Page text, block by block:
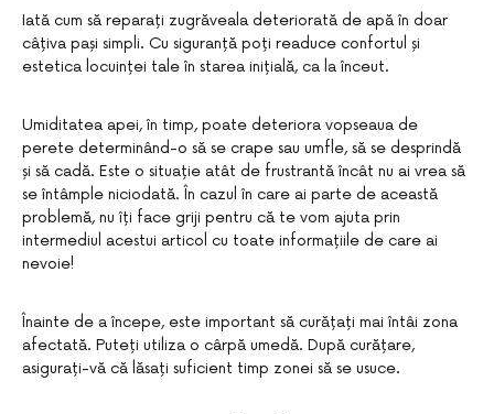
Iată cum să reparați zugrăveala deteriorată de apă în doar
câțiva pași simpli. Cu siguranță poți readuce confortul și
estetica locuinței tale în starea inițială, ca la înceut.
Umiditatea apei, în timp, poate deteriora vopseaua de
perete determinând-o să se crape sau umfle, să se desprindă
și să cadă. Este o situație atât de frustrantă încât nu ai vrea să
se întâmple niciodată. În cazul în care ai parte de această
problemă, nu îți face griji pentru că te vom ajuta prin
intermediul acestui articol cu toate informațiile de care ai
nevoie!
Înainte de a începe, este important să curățați mai întâi zona
afectată. Puteți utiliza o cârpă umedă. După curățare,
asigurați-vă că lăsați suficient timp zonei să se usuce.